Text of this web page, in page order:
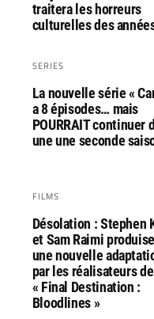
traitera les horreurs
culturelles des
SERIES
La nouvelle série «
a 8 épisodes… mais
POURRAIT continuer
une une seconde
FILMS
Désolation : Stephen
et Sam Raimi
une nouvelle
par les réalisateurs de
« Final Destination :
Bloodlines »